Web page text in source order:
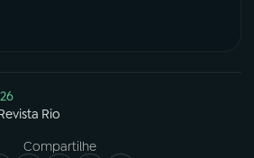
Rio
Compartilhe